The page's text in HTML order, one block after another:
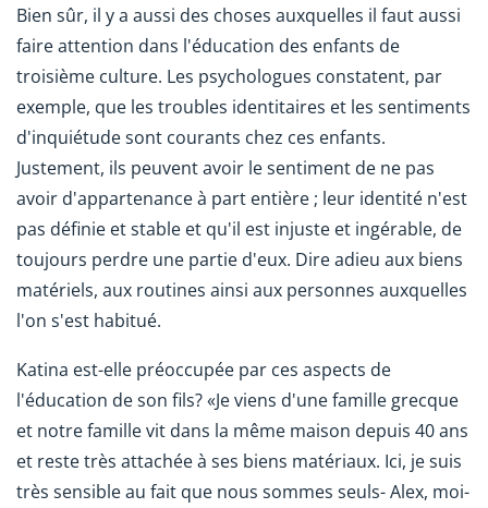
Bien sûr, il y a aussi des choses auxquelles il faut aussi
faire attention dans l'éducation des enfants de
troisième culture. Les psychologues constatent, par
exemple, que les troubles identitaires et les sentiments
d'inquiétude sont courants chez ces enfants.
Justement, ils peuvent avoir le sentiment de ne pas
avoir d'appartenance à part entière ; leur identité n'est
pas définie et stable et qu'il est injuste et ingérable, de
toujours perdre une partie d'eux. Dire adieu aux biens
matériels, aux routines ainsi aux personnes auxquelles
l'on s'est habitué.
Katina est-elle préoccupée par ces aspects de
l'éducation de son fils? «Je viens d'une famille grecque
et notre famille vit dans la même maison depuis 40 ans
et reste très attachée à ses biens matériaux. Ici, je suis
très sensible au fait que nous sommes seuls- Alex, moi-